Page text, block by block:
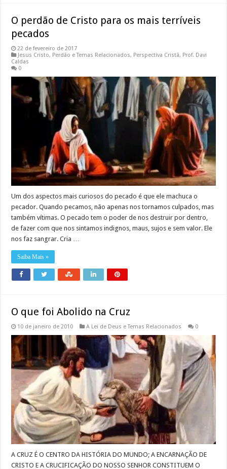
O perdão de Cristo para os mais terríveis
pecados
22 de fevereiro de 2017
Jesus Cristo, Perdão e Temas Relacionados, Perspectiva Cristã, Prof. Davi
Caldas
0
Um dos aspectos mais curiosos do pecado é que ele machuca o
pecador. Quando pecamos, não apenas nos tornamos culpados, mas
também vítimas. O pecado tem o poder de nos destruir por dentro,
de fazer com que nos sintamos indignos, maus, sujos e sem valor. Ele
nos faz sangrar. Cria …
Saiba Mais »
O que foi Abolido na Cruz
10 de janeiro de 2010 A Lei de Deus e Temas Relacionados 0
A CRUZ É O CENTRO DA HISTÓRIA DO MUNDO; A ENCARNAÇÃO DE
CRISTO E A CRUCIFICAÇÃO DO NOSSO SENHOR CONSTITUEM O